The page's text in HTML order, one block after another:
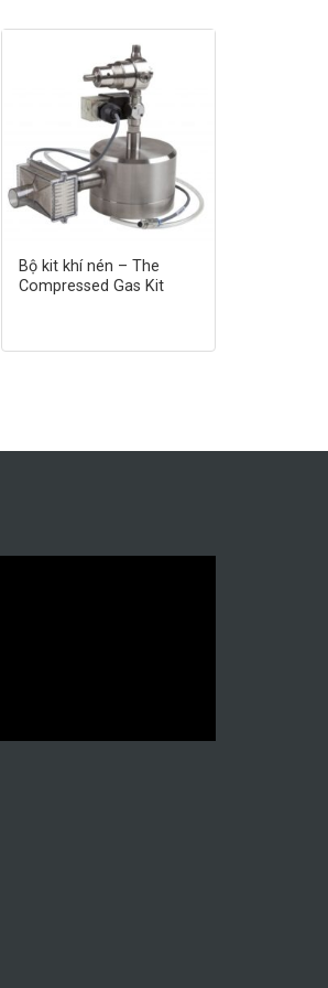
Bộ kit khí nén – The
Compressed Gas Kit